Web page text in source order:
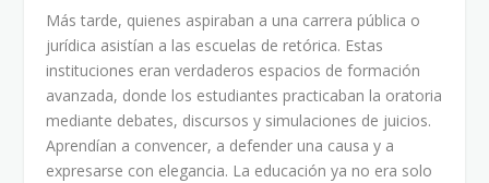
Más tarde, quienes aspiraban a una carrera pública o
jurídica asistían a las escuelas de retórica. Estas
instituciones eran verdaderos espacios de formación
avanzada, donde los estudiantes practicaban la oratoria
mediante debates, discursos y simulaciones de juicios.
Aprendían a convencer, a defender una causa y a
expresarse con elegancia. La educación ya no era solo